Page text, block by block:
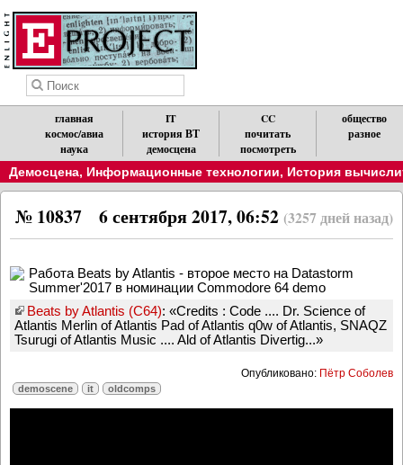
главная
космос/авиа
наука
IT
история ВТ
демосцена
CC
почитать
посмотреть
общество
разное
Демосцена, Информационные технологии, История
6 сентября 2017, 06:52 (3257 дней назад)
№ 10837
Работа Beats by Atlantis - второе место на Datastorm
Summer'2017 в номинации Commodore 64 demo
Beats by Atlantis (C64): «Credits : Code .... Dr. Science of
Atlantis Merlin of Atlantis Pad of Atlantis q0w of Atlantis, SNAQZ
Tsurugi of Atlantis Music .... Ald of Atlantis Divertig...»
Опубликовано: Пётр Соболев
demoscene it oldcomps